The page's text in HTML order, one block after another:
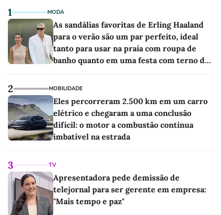
1 MODA
As sandálias favoritas de Erling Haaland
para o verão são um par perfeito, ideal
tanto para usar na praia com roupa de
banho quanto em uma festa com terno de
2 MOBILIDADE
Eles percorreram 2.500 km em um carro
elétrico e chegaram a uma conclusão
difícil: o motor a combustão continua
imbatível na estrada
3 TV
Apresentadora pede demissão de
telejornal para ser gerente em empresa:
"Mais tempo e paz"